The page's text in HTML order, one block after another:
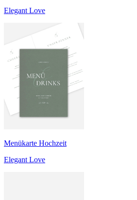
Elegant Love
Menükarte Hochzeit
Elegant Love